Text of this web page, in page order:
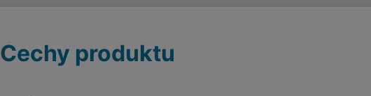
Cechy produktu